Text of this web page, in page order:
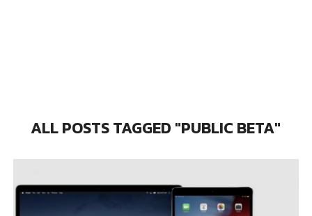
ALL POSTS TAGGED "PUBLIC BETA"